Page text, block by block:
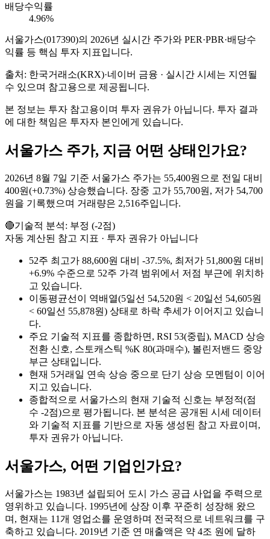
배당수익률
4.96%
서울가스(017390)의 2026년 실시간 주가와 PER·PBR·배당수
익률 등 핵심 투자 지표입니다.
출처: 한국거래소(KRX)·네이버 금융 · 실시간 시세는 지연될
수 있으며 참고용으로 제공됩니다.
본 정보는 투자 참고용이며 투자 권유가 아닙니다. 투자 결과
에 대한 책임은 투자자 본인에게 있습니다.
서울가스 주가, 지금 어떤 상태인가요?
2026년 8월 7일 기준 서울가스 주가는 55,400원으로 전일 대비
400원(+0.73%) 상승했습니다. 장중 고가 55,700원, 저가 54,700
원을 기록했으며 거래량은 2,516주입니다.
🔴기술적 분석: 부정 (-2점)
자동 계산된 참고 지표 · 투자 권유가 아닙니다
52주 최고가 88,600원 대비 -37.5%, 최저가 51,800원 대비
+6.9% 수준으로 52주 가격 범위에서 저점 부근에 위치하
고 있습니다.
이동평균선이 역배열(5일선 54,520원 < 20일선 54,605원
< 60일선 55,878원) 상태로 하락 추세가 이어지고 있습니
다.
주요 기술적 지표를 종합하면, RSI 53(중립), MACD 상승
전환 신호, 스토캐스틱 %K 80(과매수), 볼린저밴드 중앙
부근 상태입니다.
현재 5거래일 연속 상승 중으로 단기 상승 모멘텀이 이어
지고 있습니다.
종합적으로 서울가스의 현재 기술적 신호는 부정적(점
수 -2점)으로 평가됩니다. 본 분석은 공개된 시세 데이터
와 기술적 지표를 기반으로 자동 생성된 참고 자료이며,
투자 권유가 아닙니다.
서울가스, 어떤 기업인가요?
서울가스는 1983년 설립되어 도시 가스 공급 사업을 주력으로
영위하고 있습니다. 1995년에 상장 이후 꾸준히 성장해 왔으
며, 현재는 11개 영업소를 운영하며 전국적으로 네트워크를 구
축하고 있습니다. 2019년 기준 연 매출액은 약 4조 원에 달하